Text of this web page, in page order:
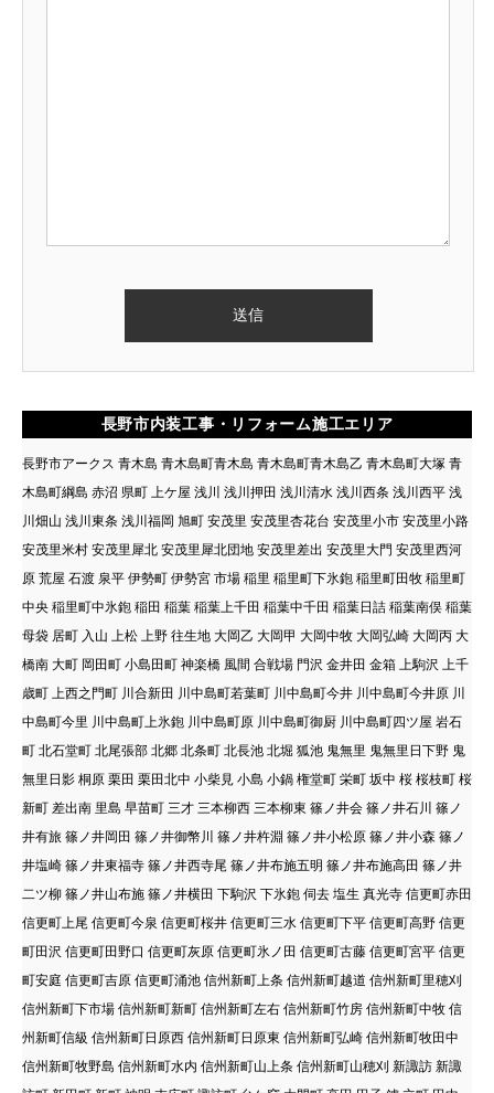
長野市内装工事・リフォーム施工エリア
長野市アークス 青木島 青木島町青木島 青木島町青木島乙 青木島町大塚 青
木島町綱島 赤沼 県町 上ケ屋 浅川 浅川押田 浅川清水 浅川西条 浅川西平 浅
川畑山 浅川東条 浅川福岡 旭町 安茂里 安茂里杏花台 安茂里小市 安茂里小路
安茂里米村 安茂里犀北 安茂里犀北団地 安茂里差出 安茂里大門 安茂里西河
原 荒屋 石渡 泉平 伊勢町 伊勢宮 市場 稲里 稲里町下氷鉋 稲里町田牧 稲里町
中央 稲里町中氷鉋 稲田 稲葉 稲葉上千田 稲葉中千田 稲葉日詰 稲葉南俣 稲葉
母袋 居町 入山 上松 上野 往生地 大岡乙 大岡甲 大岡中牧 大岡弘崎 大岡丙 大
橋南 大町 岡田町 小島田町 神楽橋 風間 合戦場 門沢 金井田 金箱 上駒沢 上千
歳町 上西之門町 川合新田 川中島町若葉町 川中島町今井 川中島町今井原 川
中島町今里 川中島町上氷鉋 川中島町原 川中島町御厨 川中島町四ツ屋 岩石
町 北石堂町 北尾張部 北郷 北条町 北長池 北堀 狐池 鬼無里 鬼無里日下野 鬼
無里日影 桐原 栗田 栗田北中 小柴見 小島 小鍋 権堂町 栄町 坂中 桜 桜枝町 桜
新町 差出南 里島 早苗町 三才 三本柳西 三本柳東 篠ノ井会 篠ノ井石川 篠ノ
井有旅 篠ノ井岡田 篠ノ井御幣川 篠ノ井杵淵 篠ノ井小松原 篠ノ井小森 篠ノ
井塩崎 篠ノ井東福寺 篠ノ井西寺尾 篠ノ井布施五明 篠ノ井布施高田 篠ノ井
二ツ柳 篠ノ井山布施 篠ノ井横田 下駒沢 下氷鉋 伺去 塩生 真光寺 信更町赤田
信更町上尾 信更町今泉 信更町桜井 信更町三水 信更町下平 信更町高野 信更
町田沢 信更町田野口 信更町灰原 信更町氷ノ田 信更町古藤 信更町宮平 信更
町安庭 信更町吉原 信更町涌池 信州新町上条 信州新町越道 信州新町里穂刈
信州新町下市場 信州新町新町 信州新町左右 信州新町竹房 信州新町中牧 信
州新町信級 信州新町日原西 信州新町日原東 信州新町弘崎 信州新町牧田中
信州新町牧野島 信州新町水内 信州新町山上条 信州新町山穂刈 新諏訪 新諏